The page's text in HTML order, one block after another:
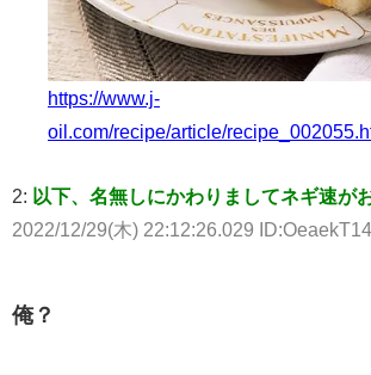
https://www.j-
oil.com/recipe/article/
2: 以下、名無しにかわりましてネギ速が
2022/12/29(木) 22:12:26.029
俺？